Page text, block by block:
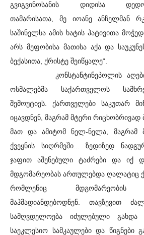
გვიგვინოსანის დიდისა
თამარისათა, მე იოანე ანჩელმან
საშინელსა ამის ხატის პატივითა
არს მეფობისა მათისა აქა და
ბექასითა, ქრისტე შეიწყალე“.
კონსტანტინეპოლის აღების
ოსმალებმა საქართველოს
შემოუტიეს. ქართველები საკუთარ
იცავდნენ, მაგრამ მტერი
მათ და ამიტომ ნელ-ნელა, მაგრამ
ქვეყნის სიღრმეში... ზედიზედ
ჯაფით აშენებული ტაძრები და იქ
მდგომარეობას ართულებდა ღალატიც
რომლენიც მდგომარეობის
მაჰმადიანდებოდნენ. თავზევით
სამღვდელოება იძულებული გახდა
საეკლესიო სამკაულები და წიგნები